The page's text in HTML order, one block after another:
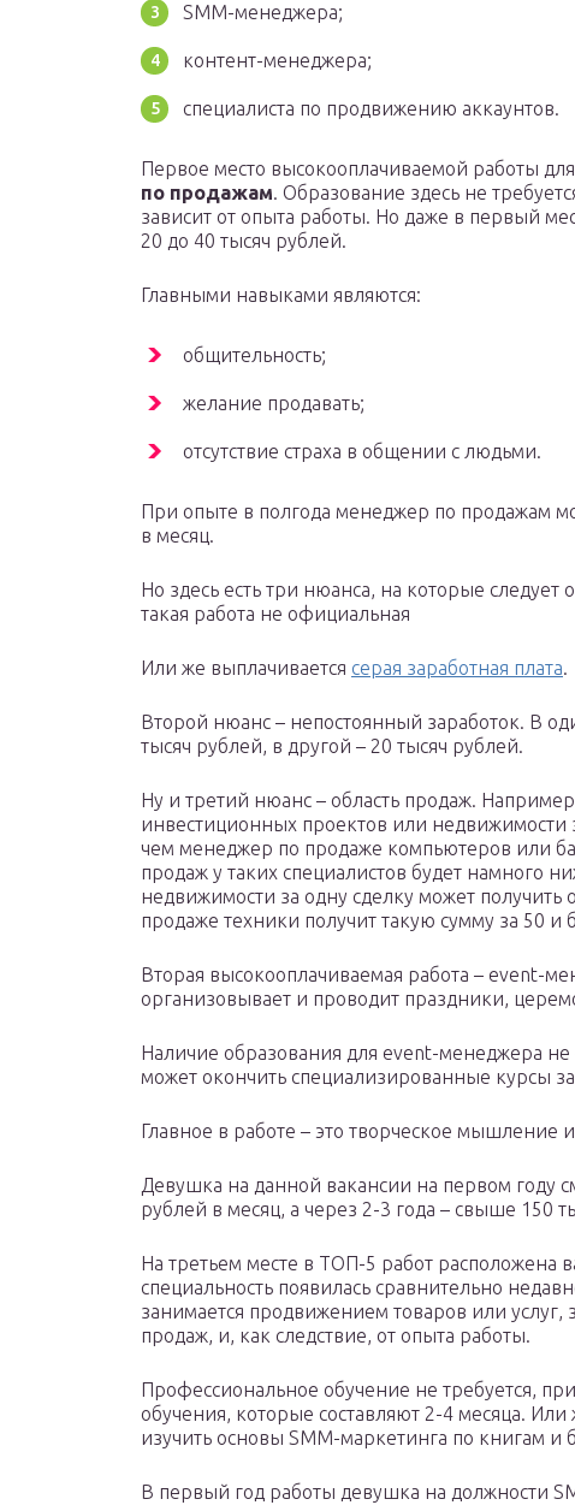
SMM-менеджера;
контент-менеджера;
специалиста по продвижению аккаунтов.
Первое место высокооплачиваемой работы
по продажам. Образование здесь не
зависит от опыта работы. Но даже в первый
20 до 40 тысяч рублей.
Главными навыками являются:
общительность;
желание продавать;
отсутствие страха в общении с людьми.
При опыте в полгода менеджер по продажам
в месяц.
Но здесь есть три нюанса, на которые
такая работа не официальная
Или же выплачивается серая заработная плата.
Второй нюанс – непостоянный заработок. В
тысяч рублей, в другой – 20 тысяч рублей.
Ну и третий нюанс – область продаж.
инвестиционных проектов или недвижимости
чем менеджер по продаже компьютеров или
продаж у таких специалистов будет намного
недвижимости за одну сделку может получить
продаже техники получит такую сумму за 50
Вторая высокооплачиваемая работа – event-
организовывает и проводит праздники,
Наличие образования для event-менеджера
может окончить специализированные курсы
Главное в работе – это творческое мышление
Девушка на данной вакансии на первом году
рублей в месяц, а через 2-3 года – свыше 150
На третьем месте в ТОП-5 работ расположена
специальность появилась сравнительно
занимается продвижением товаров или услуг,
продаж, и, как следствие, от опыта работы.
Профессиональное обучение не требуется,
обучения, которые составляют 2-4 месяца.
изучить основы SMM-маркетинга по книгам
В первый год работы девушка на должности